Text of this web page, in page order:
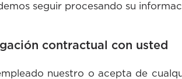
seguir procesando su
contractual con usted
nuestro o acepta de